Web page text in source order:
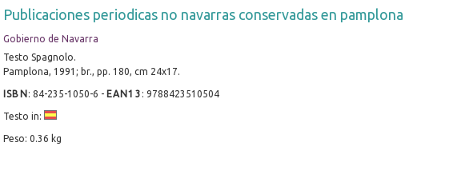
Publicaciones periodicas no navarras conservadas en pamplona
Gobierno de Navarra
Testo Spagnolo.
Pamplona, 1991; br., pp. 180, cm 24x17.
ISBN : 84-235-1050-6 - EAN13 : 9788423510504
Testo in:
Peso: 0.36 kg